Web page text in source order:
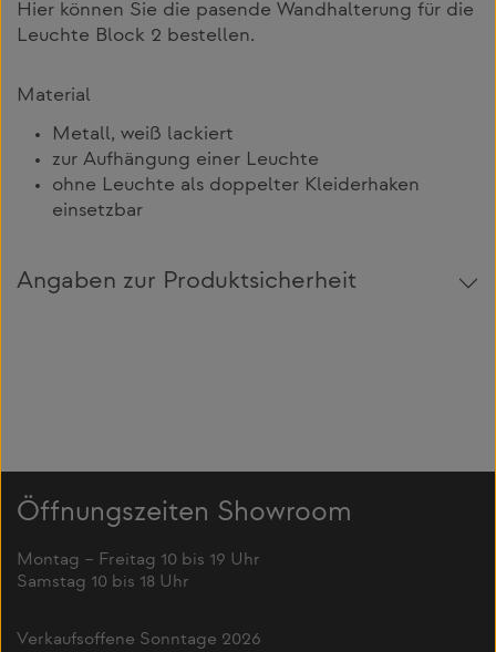
Hier können Sie die pasende Wandhalterung für die
Leuchte Block 2 bestellen.
Material
Metall, weiß lackiert
zur Aufhängung einer Leuchte
ohne Leuchte als doppelter Kleiderhaken
einsetzbar
Angaben zur Produktsicherheit
Öffnungszeiten Showroom
Montag – Freitag 10 bis 19 Uhr
Samstag 10 bis 18 Uhr
Verkaufsoffene Sonntage 2026